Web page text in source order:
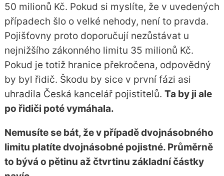
50 milionů Kč. Pokud si myslíte, že v uvedených
případech šlo o velké nehody, není to pravda.
Pojišťovny proto doporučují nezůstávat u
nejnižšího zákonného limitu 35 milionů Kč.
Pokud je totiž hranice překročena, odpovědný
by byl řidič. Škodu by sice v první fázi asi
uhradila Česká kancelář pojistitelů. Ta by ji ale
po řidiči poté vymáhala.
Nemusíte se bát, že v případě dvojnásobného
limitu platíte dvojnásobné pojistné. Průměrně
to bývá o pětinu až čtvrtinu základní částky